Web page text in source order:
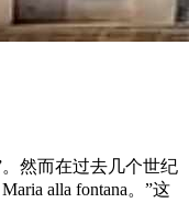
然而在过去几个世纪
alla fontana。”这